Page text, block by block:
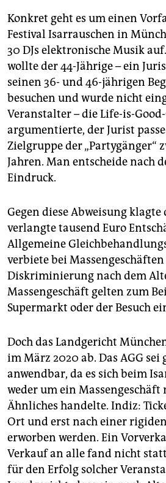
Konkret geht es um einen
Festival Isarrauschen in
30 DJs elektronische Musik
wollte der 44-Jährige – ein
seinen 36- und 46-jährigen
besuchen und wurde nicht
Veranstalter – die Life-is-
argumentierte, der Jurist
Zielgruppe der „Partygänger“
Jahren. Man entscheide nach
Eindruck.
Gegen diese Abweisung
verlangte tausend Euro
Allgemeine
verbiete bei
Diskriminierung nach dem
Massengeschäft gelten zum
Supermarkt oder der Besuch
Doch das Landgericht
im März 2020 ab. Das AGG sei
anwendbar, da es sich beim
weder um ein Massengeschäft
Ähnliches handelte. Indiz:
Ort und erst nach einer
erworben werden. Ein
Verkauf an alle fand nicht
für den Erfolg solcher